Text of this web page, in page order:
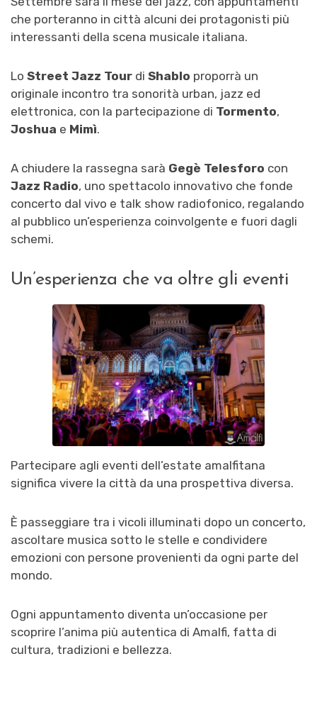
che porteranno in città alcuni dei protagonisti più
interessanti della scena musicale italiana.
Lo Street Jazz Tour di Shablo proporrà un
originale incontro tra sonorità urban, jazz ed
elettronica, con la partecipazione di Tormento,
Joshua e Mimì.
A chiudere la rassegna sarà Gegè Telesforo con
Jazz Radio, uno spettacolo innovativo che fonde
concerto dal vivo e talk show radiofonico, regalando
al pubblico un’esperienza coinvolgente e fuori dagli
schemi.
Un’esperienza che va oltre gli eventi
Partecipare agli eventi dell’estate amalfitana
significa vivere la città da una prospettiva diversa.
È passeggiare tra i vicoli illuminati dopo un concerto,
ascoltare musica sotto le stelle e condividere
emozioni con persone provenienti da ogni parte del
mondo.
Ogni appuntamento diventa un’occasione per
scoprire l’anima più autentica di Amalfi, fatta di
cultura, tradizioni e bellezza.